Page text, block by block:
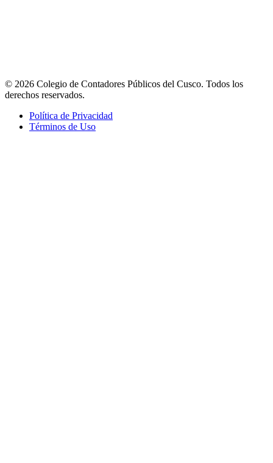
© 2026 Colegio de Contadores Públicos del Cusco. Todos los
derechos reservados.
Política de Privacidad
Términos de Uso